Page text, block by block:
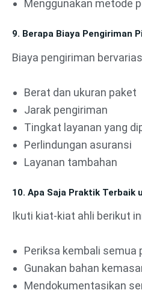
Menggunakan metode
9. Berapa Biaya Pengiriman
Biaya pengiriman
Berat dan ukuran paket
Jarak pengiriman
Tingkat layanan yang
Perlindungan asuransi
Layanan tambahan
10. Apa Saja Praktik Terbaik
Ikuti kiat-kiat ahli berikut
Periksa kembali semua
Gunakan bahan
Mendokumentasikan